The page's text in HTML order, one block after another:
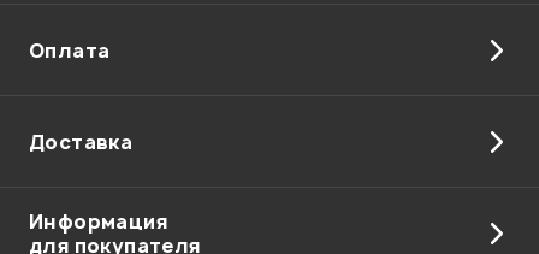
Оплата
Доставка
Информация
для покупателя